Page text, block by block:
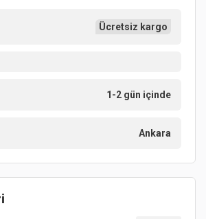
Ücretsiz kargo
1-2 gün içinde
Ankara